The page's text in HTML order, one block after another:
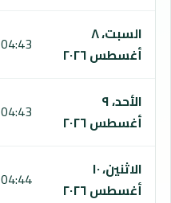
السبت، ٨
أغسطس ٢٠٢٦
04:43
الأحد، ٩
أغسطس ٢٠٢٦
04:43
الاثنين، ١٠
أغسطس ٢٠٢٦
04:44